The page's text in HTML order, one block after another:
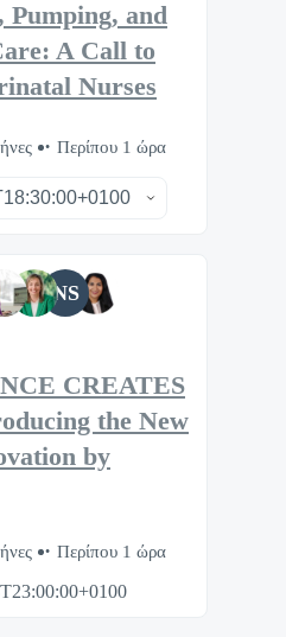
Pumping, and
A Call to
Nurses
Περίπου 1 ώρα
NS
CREATES
the New
by
Περίπου 1 ώρα